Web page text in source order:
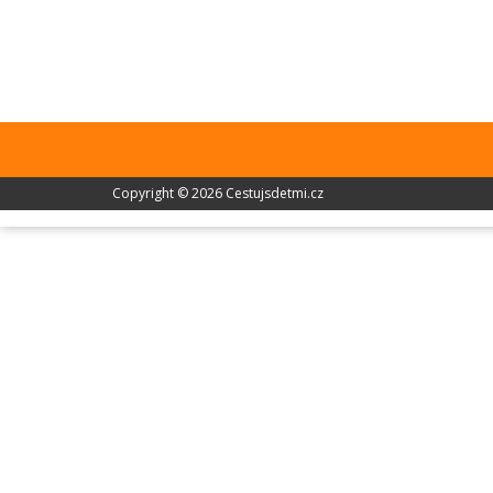
Copyright © 2026 Cestujsdetmi.cz